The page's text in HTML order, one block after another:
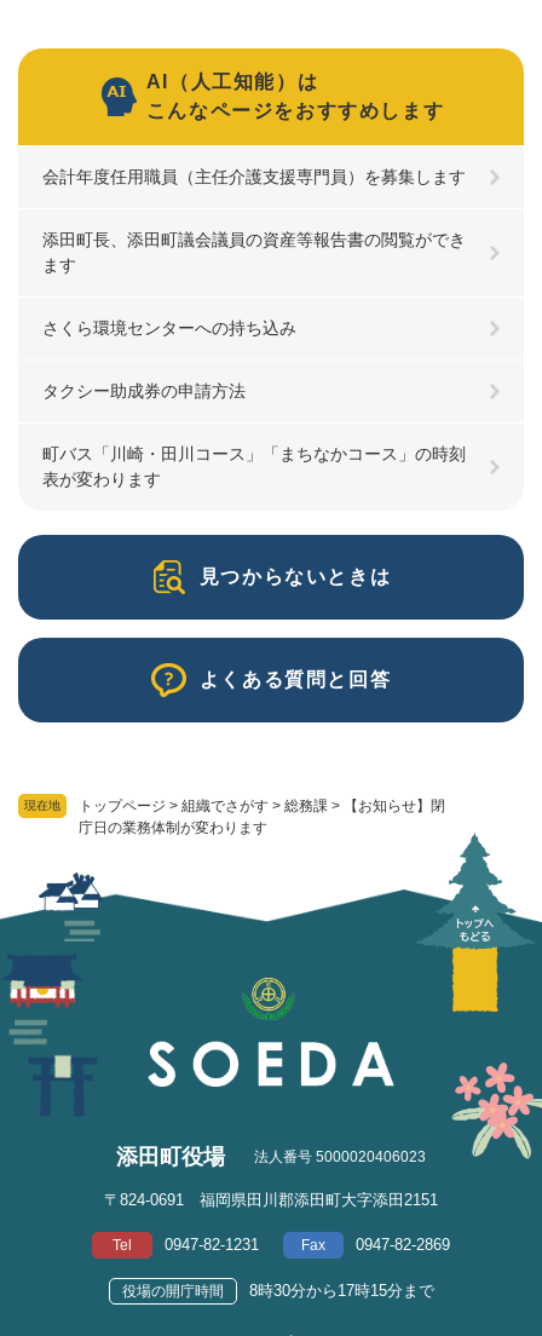
現在地 トップページ > 組織でさがす > 総務課 >
【お知らせ】閉
庁日の業務体制が変わります
AI（人工知能）は
こんなページをおすすめします
会計年度任用職員（主任介護支援専門員）を募集します
添田町長、添田町議会議員の資産等報告書の閲覧ができ
ます
さくら環境センターへの持ち込み
タクシー助成券の申請方法
町バス「川崎・田川コース」「まちなかコース」の時刻
表が変わります
見つからないときは
よくある質問と回答
添田町役場 法人番号 5000020406023
〒824-0691 福岡県田川郡添田町大字添田2151
Tel 0947-82-1231 Fax 0947-82-2869
役場の開庁時間 8時30分から17時15分まで